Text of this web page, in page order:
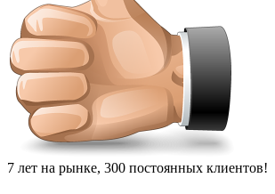
7 лет на рынке, 300 постоянных клиентов!